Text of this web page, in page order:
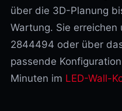
über die 3D-Planung
Wartung. Sie
2844494 oder über
passende
Minuten im LED-Wall-